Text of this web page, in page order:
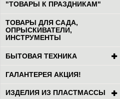
"ТОВАРЫ К ПРАЗДНИКАМ"
ТОВАРЫ ДЛЯ САДА,
ОПРЫСКИВАТЕЛИ,
ИНСТРУМЕНТЫ
БЫТОВАЯ ТЕХНИКА
ГАЛАНТЕРЕЯ АКЦИЯ!
ИЗДЕЛИЯ ИЗ ПЛАСТМАССЫ